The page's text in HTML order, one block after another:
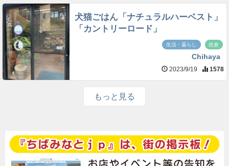
犬猫ごはん「ナチュラルハーベスト」
「カントリーロード」
生活・暮らし 佐倉
Chihaya
2023/9/19 1578
もっと見る